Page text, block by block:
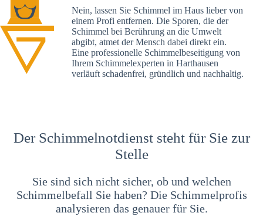
Nein, lassen Sie Schimmel im Haus lieber von
einem Profi entfernen. Die Sporen, die der
Schimmel bei Berührung an die Umwelt
abgibt, atmet der Mensch dabei direkt ein.
Eine professionelle Schimmelbeseitigung von
Ihrem Schimmelexperten in Harthausen
verläuft schadenfrei, gründlich und nachhaltig.
Der Schimmelnotdienst steht für Sie zur
Stelle
Sie sind sich nicht sicher, ob und welchen
Schimmelbefall Sie haben? Die Schimmelprofis
analysieren das genauer für Sie.